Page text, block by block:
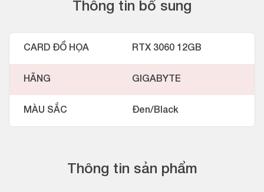
Thông tin sản phẩm
Thông tin bổ sung
CARD ĐỒ HỌA RTX 3060 12GB
HÃNG GIGABYTE
MÀU SẮC Đen/Black